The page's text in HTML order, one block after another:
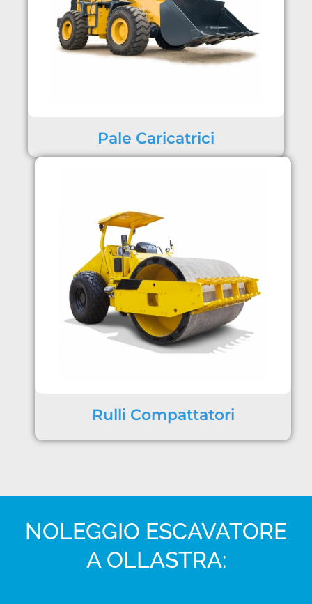
Pale Caricatrici
Rulli Compattatori
NOLEGGIO ESCAVATORE
A OLLASTRA: